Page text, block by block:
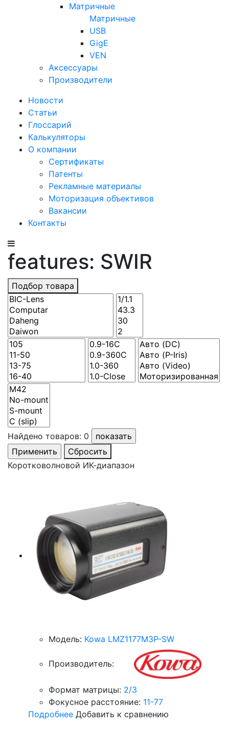
Матричные
Матричные
USB
GigE
VEN
Аксессуары
Производители
Новости
Статьи
Глоссарий
Калькуляторы
О компании
Сертификаты
Патенты
Рекламные материалы
Моторизация объективов
Вакансии
Контакты
features: SWIR
Подбор товара
Найдено товаров: 0
Сбросить
Коротковолновой ИК-диапазон
Модель: Kowa LMZ1177M3P-SW
Производитель:
Формат матрицы: 2/3
Фокусное расстояние: 11-77
Подробнее Добавить к сравнению